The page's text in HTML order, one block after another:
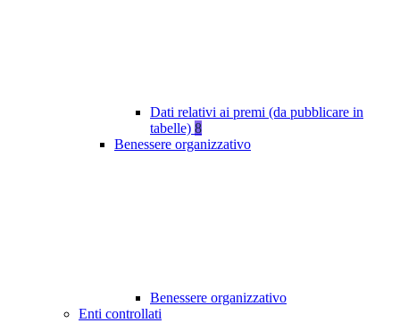
Dati relativi ai premi (da pubblicare in
tabelle) 8
Benessere organizzativo
Benessere organizzativo
Enti controllati